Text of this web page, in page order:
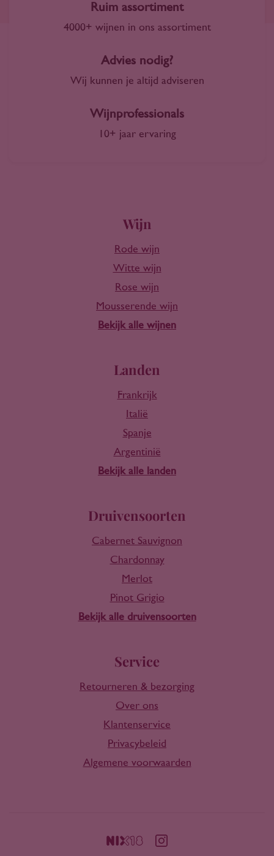
Ruim assortiment
4000+ wijnen in ons assortiment
Advies nodig?
Wij kunnen je altijd adviseren
Wijnprofessionals
10+ jaar ervaring
Wijn
Rode wijn
Witte wijn
Rose wijn
Mousserende wijn
Bekijk alle wijnen
Landen
Frankrijk
Italië
Spanje
Argentinië
Bekijk alle landen
Druivensoorten
Cabernet Sauvignon
Chardonnay
Merlot
Pinot Grigio
Bekijk alle druivensoorten
Service
Retourneren & bezorging
Over ons
Klantenservice
Privacybeleid
Algemene voorwaarden